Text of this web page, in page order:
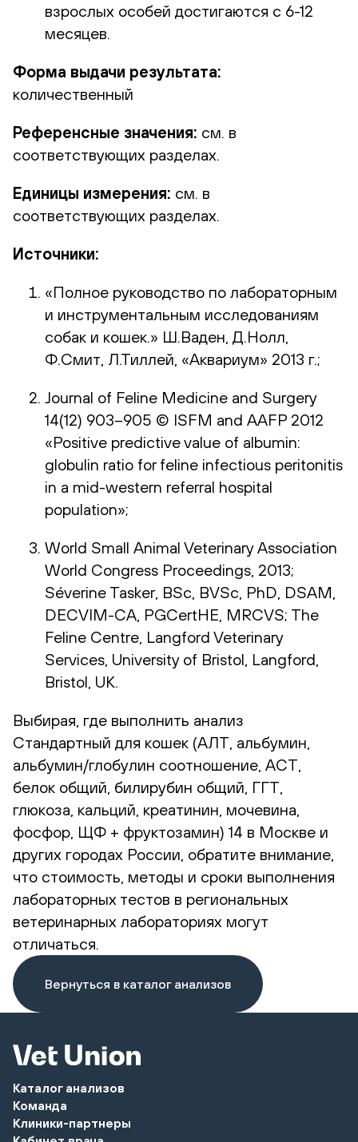
взрослых особей достигаются с 6-12
месяцев.
Форма выдачи результата:
количественный
Референсные значения: см. в
соответствующих разделах.
Единицы измерения: см. в
соответствующих разделах.
Источники:
«Полное руководство по лабораторным
и инструментальным исследованиям
собак и кошек.» Ш.Ваден, Д.Нолл,
Ф.Смит, Л.Тиллей, «Аквариум» 2013 г.;
Journal of Feline Medicine and Surgery
14(12) 903–905 © ISFM and AAFP 2012
«Positive predictive value of albumin:
globulin ratio for feline infectious peritonitis
in a mid-western referral hospital
population»;
World Small Animal Veterinary Association
World Congress Proceedings, 2013;
Séverine Tasker, BSc, BVSc, PhD, DSAM,
DECVIM-CA, PGCertHE, MRCVS; The
Feline Centre, Langford Veterinary
Services, University of Bristol, Langford,
Bristol, UK.
Выбирая, где выполнить анализ
Стандартный для кошек (АЛТ, альбумин,
альбумин/глобулин соотношение, АСТ,
белок общий, билирубин общий, ГГТ,
глюкоза, кальций, креатинин, мочевина,
фосфор, ЩФ + фруктозамин) 14 в Москве и
других городах России, обратите внимание,
что стоимость, методы и сроки выполнения
лабораторных тестов в региональных
ветеринарных лабораториях могут
отличаться.
Вернуться в каталог анализов
Каталог анализов
Команда
Клиники-партнеры